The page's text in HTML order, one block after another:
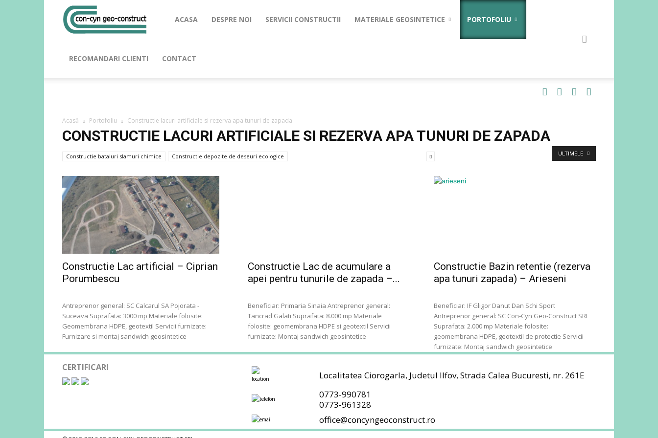
ACASA DESPRE NOI SERVICII CONSTRUCTII MATERIALE GEOSINTETICE PORTOFOLIU
RECOMANDARI CLIENTI CONTACT
Acasă Portofoliu Constructie lacuri artificiale si rezerva apa tunuri de zapada
CONSTRUCTIE LACURI ARTIFICIALE SI REZERVA APA TUNURI DE ZAPADA
Constructie bataluri slamuri chimice
Constructie depozite de deseuri ecologice
ULTIMELE
Constructie Lac artificial – Ciprian
Porumbescu
Antreprenor general: SC Calcarul SA Pojorata -
Suceava Suprafata: 3000 mp Materiale folosite:
Geomembrana HDPE, geotextil Servicii furnizate:
Furnizare si montaj sandwich geosintetice
Constructie Lac de acumulare a
apei pentru tunurile de zapada –...
Beneficiar: Primaria Sinaia Antreprenor general:
Tancrad Galati Suprafata: 8.000 mp Materiale
folosite: geomembrana HDPE si geotextil Servicii
furnizate: Montaj sandwich geosintetice
Constructie Bazin retentie (rezerva
apa tunuri zapada) – Arieseni
Beneficiar: IF Gligor Danut Dan Schi Sport
Antreprenor general: SC Con-Cyn Geo-Construct SRL
Suprafata: 2.000 mp Materiale folosite:
geomembrana HDPE, geotextil de protectie Servicii
furnizate: Montaj sandwich geosintetice
CERTIFICARI
Localitatea Ciorogarla, Judetul Ilfov, Strada Calea Bucuresti, nr. 261E
0773-990781
0773-961328
office@concyngeoconstruct.ro